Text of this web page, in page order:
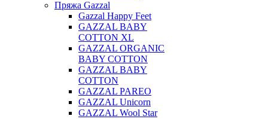
Пряжа Gazzal
Gazzal Happy Feet
GAZZAL BABY
COTTON XL
GAZZAL ORGANIC
BABY COTTON
GAZZAL BABY
COTTON
GAZZAL PAREO
GAZZAL Unicorn
GAZZAL Wool Star